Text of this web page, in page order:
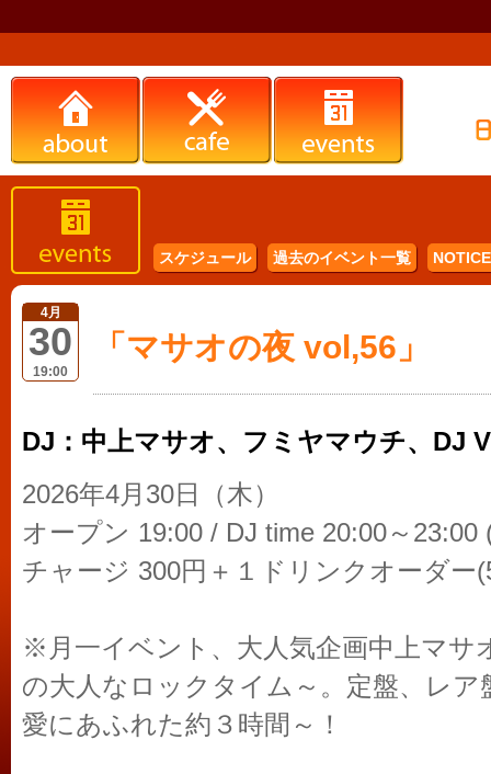
スケジュール 過去のイベント一覧
4月
30
19:00
「マサオの夜 vol,56」
DJ：中上マサオ、フミヤマウチ、DJ
2026年4月30日（木）
オープン 19:00 / DJ time 20:00～23:00
チャージ 300円＋１ドリンクオーダー
※月一イベント、大人気企画中上マサ
の大人なロックタイム～。定盤、レ
愛にあふれた約３時間～！